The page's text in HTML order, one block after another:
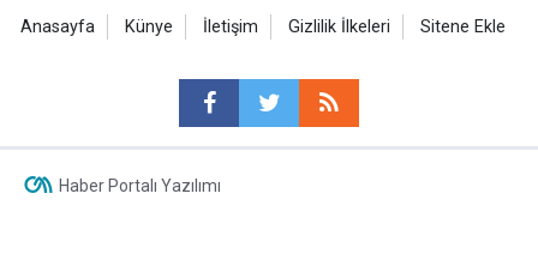
Anasayfa Künye İletişim Gizlilik İlkeleri Sitene Ekle
Haber Portalı Yazılımı